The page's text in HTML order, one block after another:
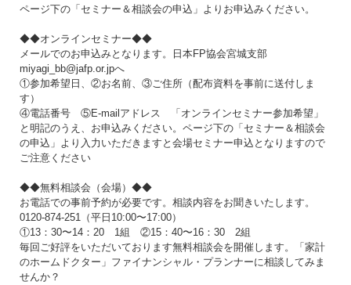
ページ下の「セミナー＆相談会の申込」よりお申込みください。
◆◆オンラインセミナー◆◆
メールでのお申込みとなります。日本FP協会宮城支部
miyagi_bb@jafp.or.jpへ
①参加希望日、②お名前、③ご住所（配布資料を事前に送付しま
す）
④電話番号 ⑤E-mailアドレス 「オンラインセミナー参加希望」
と明記のうえ、お申込みください。ページ下の「セミナー＆相談会
の申込」より入力いただきますと会場セミナー申込となりますので
ご注意ください
◆◆無料相談会（会場）◆◆
お電話での事前予約が必要です。相談内容をお聞きいたします。
0120-874-251（平日10:00〜17:00）
①13：30〜14：20 1組 ②15：40〜16：30 2組
毎回ご好評をいただいております無料相談会を開催します。「家計
のホームドクター」ファイナンシャル・プランナーに相談してみま
せんか？